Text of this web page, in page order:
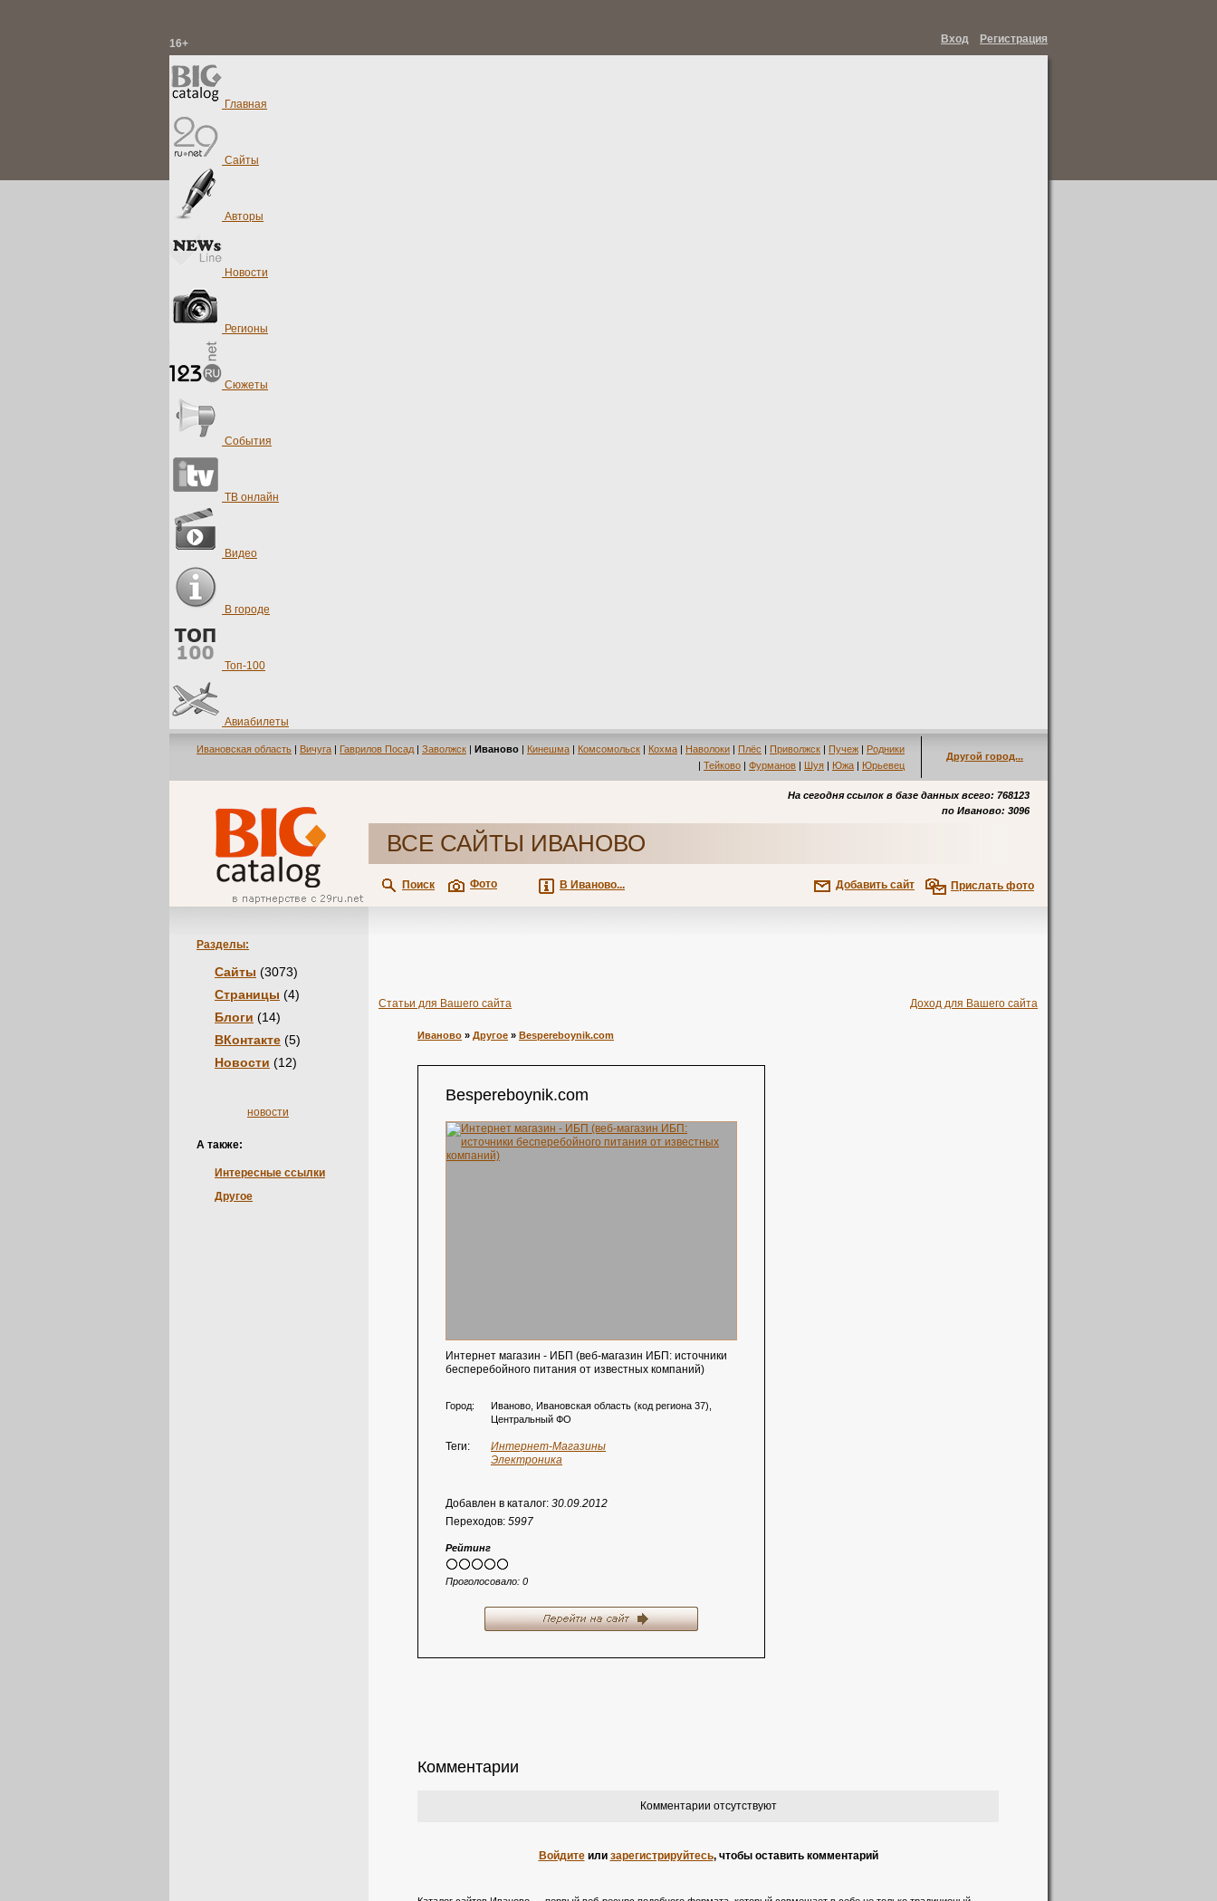
Вход Регистрация
16+
Главная
Сайты
Авторы
Новости
Регионы
Сюжеты
События
ТВ онлайн
Видео
В городе
Топ-100
Авиабилеты
Ивановская область | Вичуга | Гаврилов Посад | Заволжск | Иваново | Кинешма | Комсомольск | Кохма | Наволоки | Плёс | Приволжск | Пучеж | Родники
| Тейково | Фурманов | Шуя | Южа | Юрьевец
Другой город...
На сегодня ссылок в базе данных всего: 768123
по Иваново: 3096
ВСЕ САЙТЫ ИВАНОВО
Поиск Фото В Иваново... Прислать фото
Добавить сайт
Разделы:
Сайты (3073)
Страницы (4)
Блоги (14)
ВКонтакте (5)
Новости (12)
новости
А также:
Интересные ссылки
Другое
Статьи для Вашего сайта Доход для Вашего сайта
Иваново » Другое » Bespereboynik.com
Bespereboynik.com
Интернет магазин - ИБП (веб-магазин ИБП: источники
бесперебойного питания от известных компаний)
Город:
Иваново, Ивановская область (код региона 37),
Центральный ФО
Теги:
Интернет-Магазины
Электроника
Добавлен в каталог: 30.09.2012
Переходов: 5997
Рейтинг
Проголосовало: 0
Комментарии
Комментарии отсутствуют
Войдитеили зарегистрируйтесь, чтобы оставить комментарий